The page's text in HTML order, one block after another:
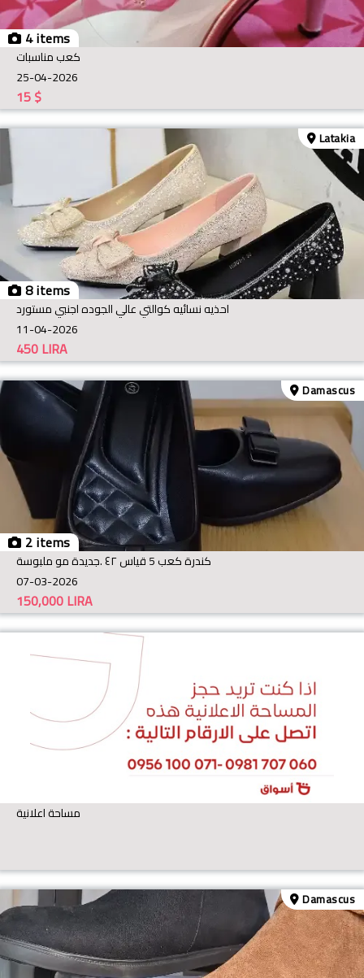
4 items
كعب مناسبات
25-04-2026
$
15
8 items
Latakia
احذيه نسائيه كوالتي عالي الجوده اجنبي مستورد
11-04-2026
LIRA
450
2 items
Damascus
كندرة كعب 5 قياس ٤٢ .جديدة مو ملبوسة
07-03-2026
LIRA
150,000
مساحة اعلانية
Damascus